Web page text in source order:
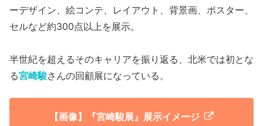
ーデザイン、絵コンテ、レイアウト、背景画、ポスター、
セルなど約300点以上を展示。
半世紀を超えるそのキャリアを振り返る、北米では初とな
る宮崎駿さんの回顧展になっている。
【画像】『宮崎駿展』展示イメージ